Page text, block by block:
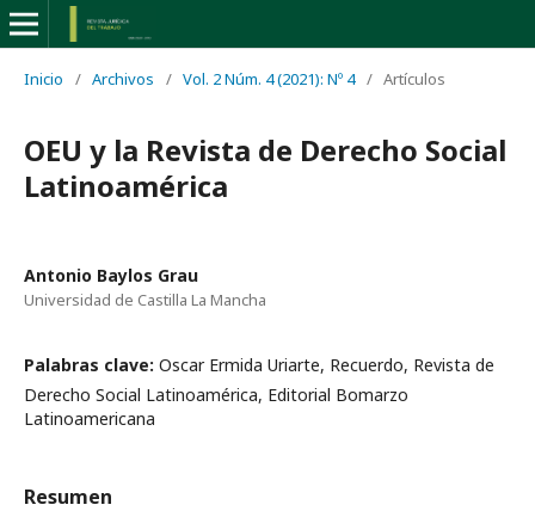
Inicio / Archivos / Vol. 2 Núm. 4 (2021): Nº 4 / Artículos
OEU y la Revista de Derecho Social
Latinoamérica
Antonio Baylos Grau
Universidad de Castilla La Mancha
Palabras clave: Oscar Ermida Uriarte, Recuerdo, Revista de
Derecho Social Latinoamérica, Editorial Bomarzo
Latinoamericana
Resumen